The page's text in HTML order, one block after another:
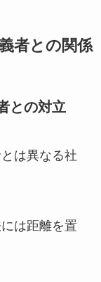
者との関係
との対立
は異なる社
は距離を置